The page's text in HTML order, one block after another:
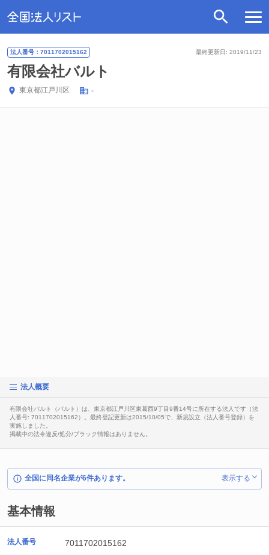
最終更新日: 2019/11/23
法人番号：7011702015162
有限会社バルト
東京都江戸川区 -
法人概要
有限会社バルト（バルト）は、東京都江戸川区東葛西9丁目9番14号に所在する法人です（法
人番号: 7011702015162）。最終登記更新は2015/10/05で、新規設立（法人番号登録）を
実施しました。
掲載中の法令違反/処分/ブラック情報はありません。
全国に同名企業が6件あります。 表示する
基本情報
法人番号 7011702015162